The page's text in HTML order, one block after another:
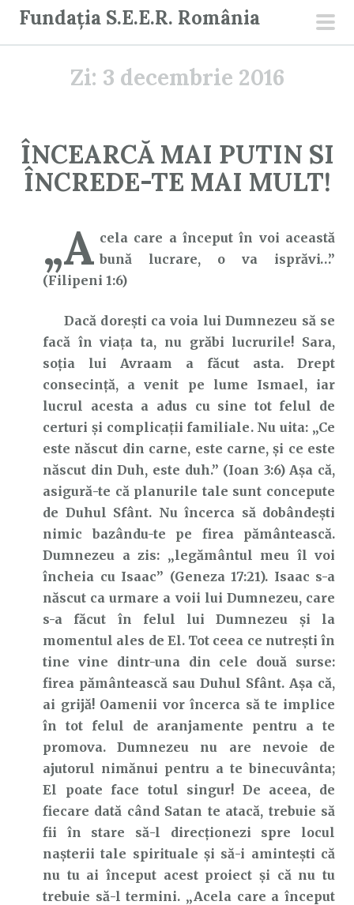
Fundația S.E.E.R. România
Zi: 3 decembrie 2016
ÎNCEARCĂ MAI PUTIN SI
ÎNCREDE-TE MAI MULT!
„A cela care a început în voi această
bună lucrare, o va isprăvi…”
(Filipeni 1:6)
Dacă dorești ca voia lui Dumnezeu să se
facă în viața ta, nu grăbi lucrurile! Sara,
soția lui Avraam a făcut asta. Drept
consecință, a venit pe lume Ismael, iar
lucrul acesta a adus cu sine tot felul de
certuri și complicații familiale. Nu uita: „Ce
este născut din carne, este carne, şi ce este
născut din Duh, este duh.” (Ioan 3:6) Așa că,
asigură-te că planurile tale sunt concepute
de Duhul Sfânt. Nu încerca să dobândești
nimic bazându-te pe firea pământească.
Dumnezeu a zis: „legământul meu îl voi
încheia cu Isaac” (Geneza 17:21). Isaac s-a
născut ca urmare a voii lui Dumnezeu, care
s-a făcut în felul lui Dumnezeu și la
momentul ales de El. Tot ceea ce nutrești în
tine vine dintr-una din cele două surse:
firea pământească sau Duhul Sfânt. Așa că,
ai grijă! Oamenii vor încerca să te implice
în tot felul de aranjamente pentru a te
promova. Dumnezeu nu are nevoie de
ajutorul nimănui pentru a te binecuvânta;
El poate face totul singur! De aceea, de
fiecare dată când Satan te atacă, trebuie să
fii în stare să-l direcționezi spre locul
nașterii tale spirituale și să-i amintești că
nu tu ai început acest proiect și că nu tu
trebuie să-l termini. „Acela care a început